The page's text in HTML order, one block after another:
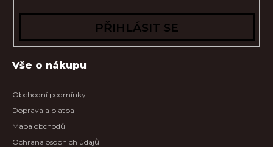
PŘIHLÁSIT SE
Vše o nákupu
Obchodní podmínky
Doprava a platba
Mapa obchodů
Ochrana osobních údajů